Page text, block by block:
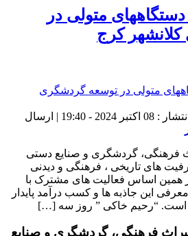
متولی در
کرج
شناسه خبر : 1429 | تاریخ انتشار : 08 اکتبر 2024 - 19:40 | ارسال
فرهنگی، گردشگری و صنایع دستی
های تاریخی ، فرهنگی و دیدنی
همین اساس فعالیت های مشترک با
این جاذبه ها و کسب درآمد پایدار
است. “رحیم خاکی ” روز سه […]
فرهنگی، گردشگری و صنایع